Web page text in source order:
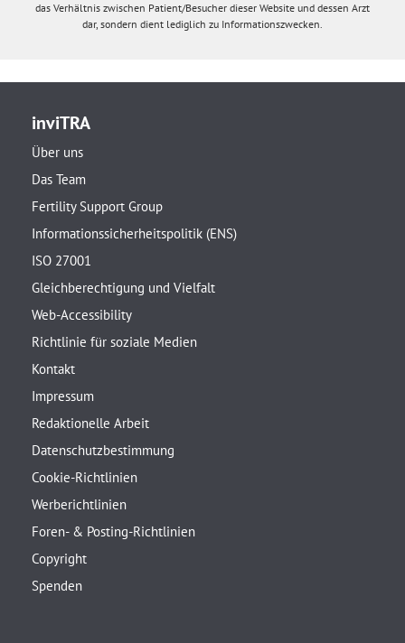
das Verhältnis zwischen Patient/Besucher dieser Website und dessen Arzt
dar, sondern dient lediglich zu Informationszwecken.
inviTRA
Über uns
Das Team
Fertility Support Group
Informationssicherheitspolitik (ENS)
ISO 27001
Gleichberechtigung und Vielfalt
Web-Accessibility
Richtlinie für soziale Medien
Kontakt
Impressum
Redaktionelle Arbeit
Datenschutzbestimmung
Cookie-Richtlinien
Werberichtlinien
Foren- & Posting-Richtlinien
Copyright
Spenden